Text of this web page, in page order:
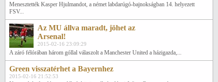
Menesztették Kasper Hjulmandot, a német labdarúgó-bajnokságban 14. helyezett
FSV...
Az MU állva maradt, jöhet az
Arsenal!
2015-02-16 23:09:29
A záró félórában három góllal válaszolt a Manchester United a házigazda,...
Green visszatérhet a Bayernhez
2015-02-16 21:52:53